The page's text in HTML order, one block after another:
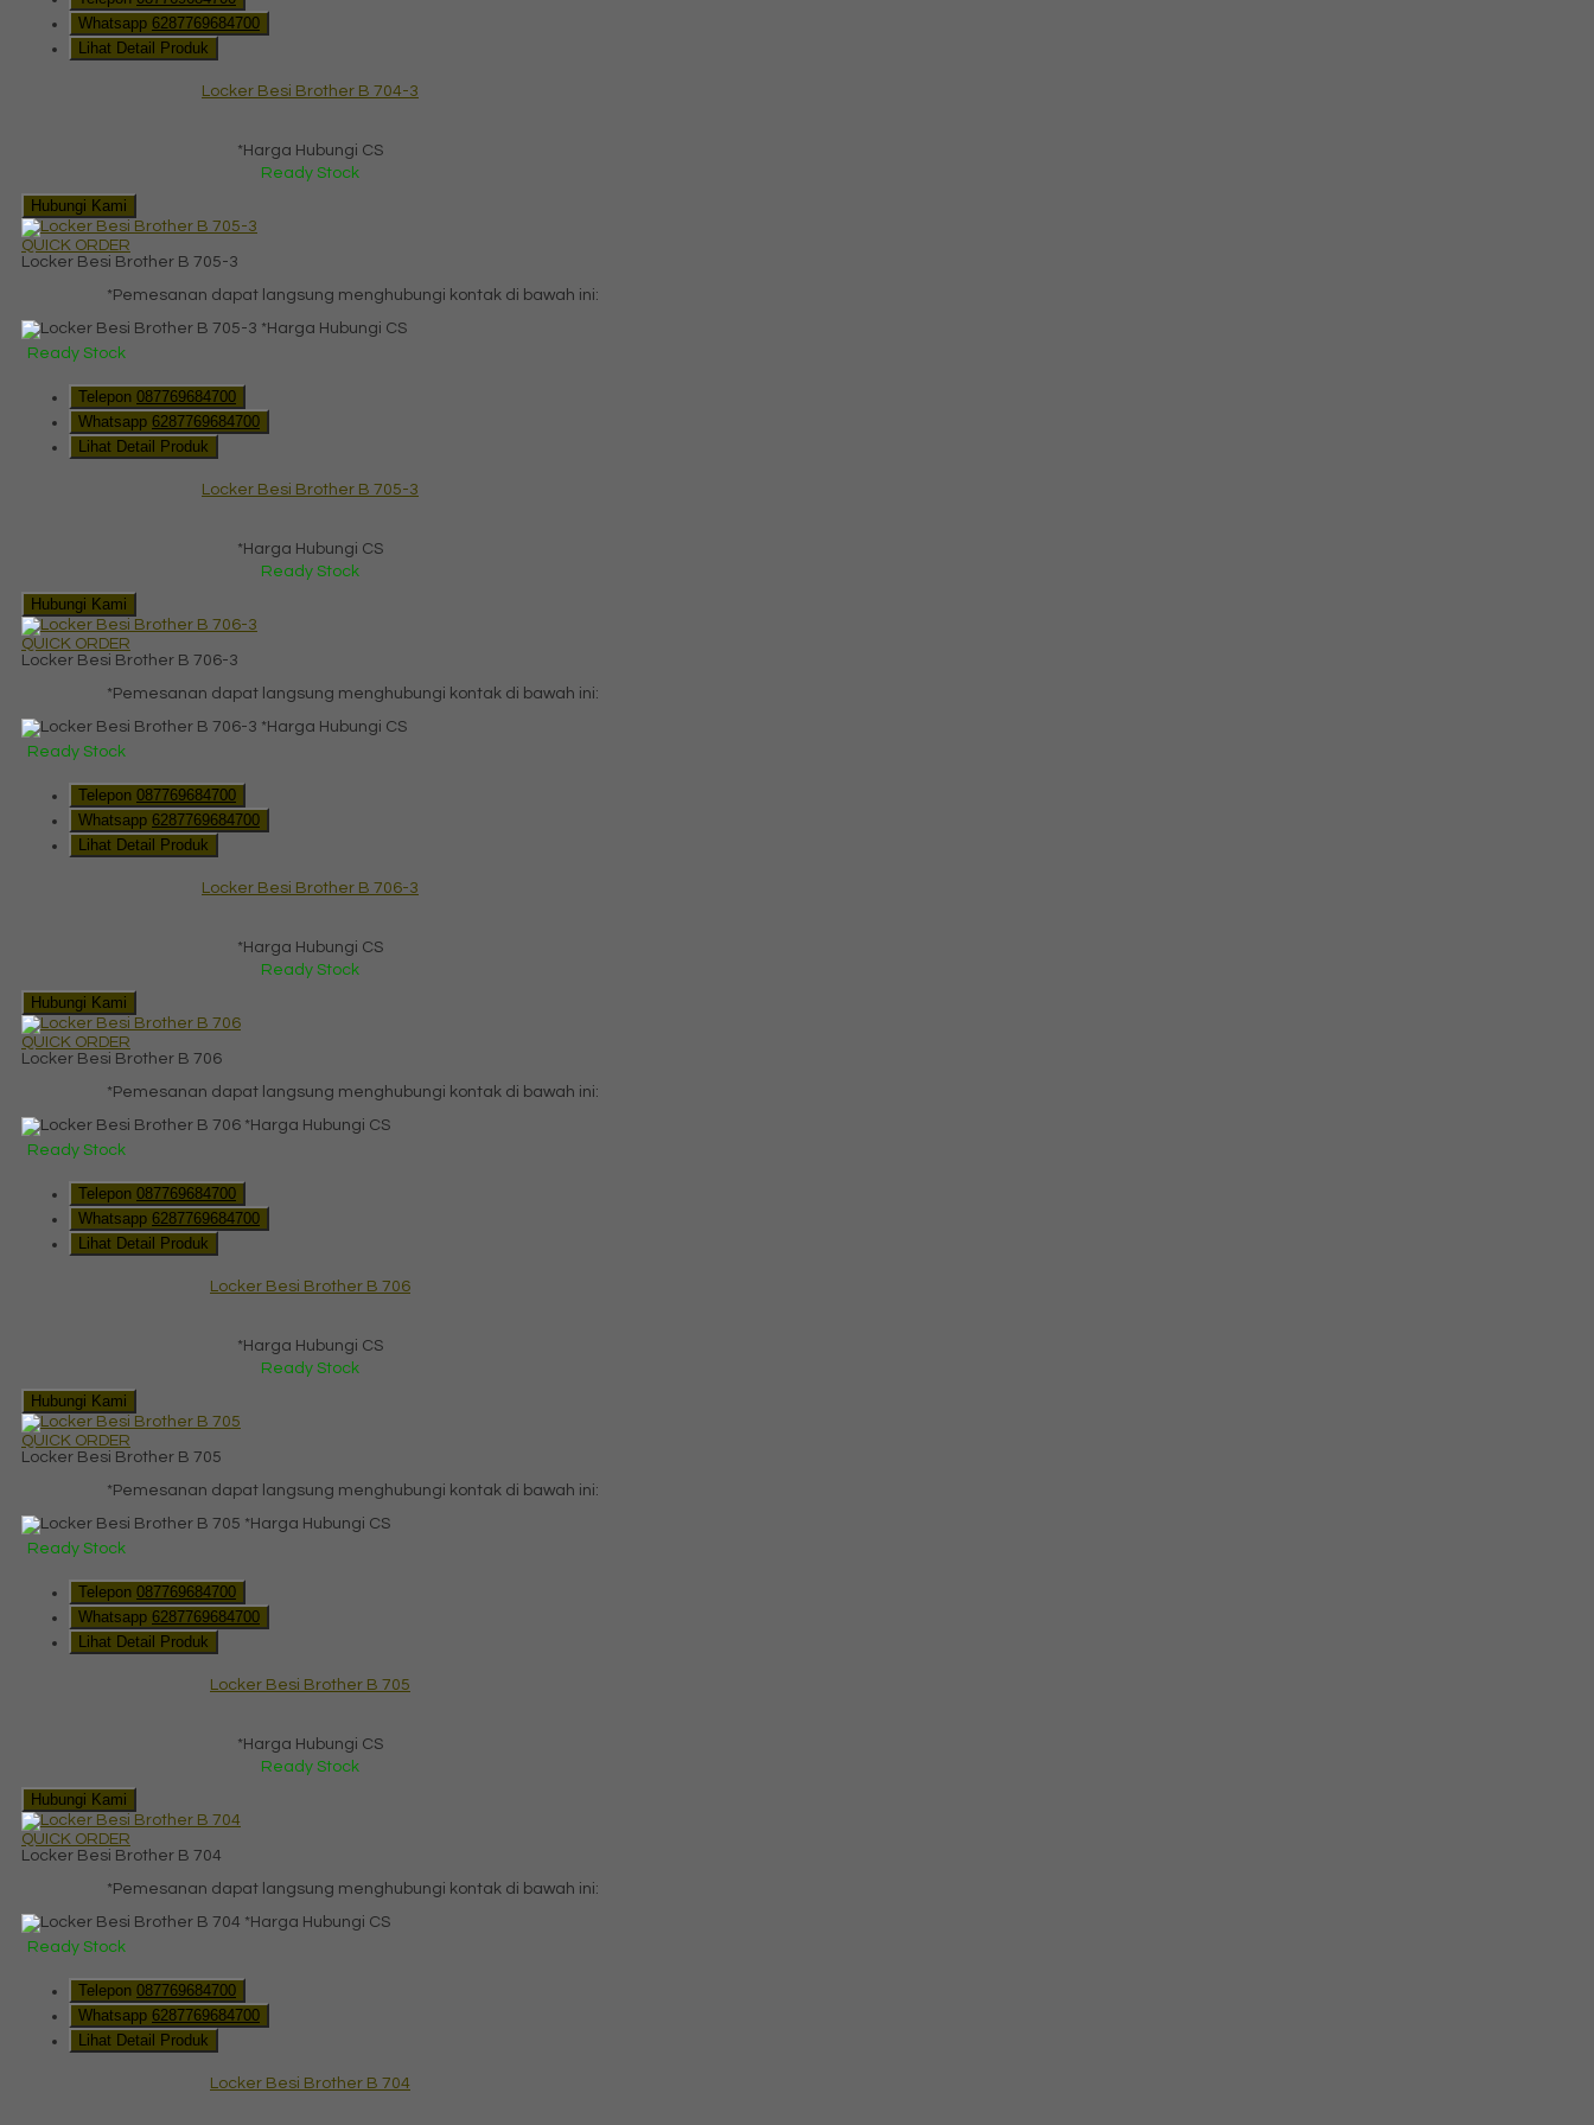
Whatsapp 6287769684700
Lihat Detail Produk
Locker Besi Brother B 704-3
*Harga Hubungi CS
Ready Stock
Hubungi Kami
QUICK ORDER
Locker Besi Brother B 705-3
*Pemesanan dapat langsung menghubungi kontak di bawah ini:
*Harga Hubungi CS
Ready Stock
Telepon 087769684700
Whatsapp 6287769684700
Lihat Detail Produk
Locker Besi Brother B 705-3
*Harga Hubungi CS
Ready Stock
Hubungi Kami
QUICK ORDER
Locker Besi Brother B 706-3
*Pemesanan dapat langsung menghubungi kontak di bawah ini:
*Harga Hubungi CS
Ready Stock
Telepon 087769684700
Whatsapp 6287769684700
Lihat Detail Produk
Locker Besi Brother B 706-3
*Harga Hubungi CS
Ready Stock
Hubungi Kami
QUICK ORDER
Locker Besi Brother B 706
*Pemesanan dapat langsung menghubungi kontak di bawah ini:
*Harga Hubungi CS
Ready Stock
Telepon 087769684700
Whatsapp 6287769684700
Lihat Detail Produk
Locker Besi Brother B 706
*Harga Hubungi CS
Ready Stock
Hubungi Kami
QUICK ORDER
Locker Besi Brother B 705
*Pemesanan dapat langsung menghubungi kontak di bawah ini:
*Harga Hubungi CS
Ready Stock
Telepon 087769684700
Whatsapp 6287769684700
Lihat Detail Produk
Locker Besi Brother B 705
*Harga Hubungi CS
Ready Stock
Hubungi Kami
QUICK ORDER
Locker Besi Brother B 704
*Pemesanan dapat langsung menghubungi kontak di bawah ini:
*Harga Hubungi CS
Ready Stock
Telepon 087769684700
Whatsapp 6287769684700
Lihat Detail Produk
Locker Besi Brother B 704